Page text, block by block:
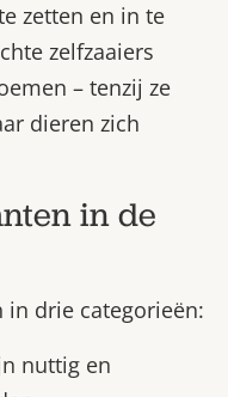
zetten en in te
zelfzaaiers
– tenzij ze
dieren zich
in de
in drie categorieën:
nuttig en